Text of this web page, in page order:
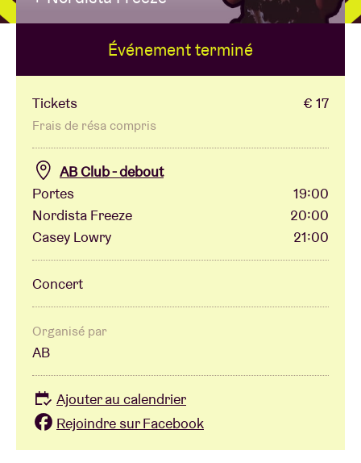
Location de salles
BRDCST
ABtv
Chèque-concert
À propos de l'AB
Contact
Événement terminé
Tickets € 17
Frais de résa compris
AB Club - debout
Portes
19:00
Nordista Freeze
20:00
Casey Lowry
21:00
Concert
Organisé par
AB
Ajouter au calendrier
Rejoindre sur Facebook